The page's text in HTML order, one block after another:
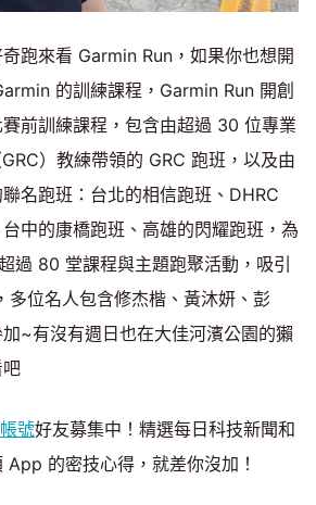
跑來看 Garmin Run，如果你也想開
的訓練課程，Garmin Run 開創
前訓練課程，包含由超過 30 位專業
）教練帶領的 GRC 跑班，以及由
名跑班：台北的相信跑班、DHRC
中的康橋跑班、高雄的閃耀跑班，為
過 80 堂課程與主題跑聚活動，吸引
位名人包含修杰楷、黃沐妍、彭
~有沒有週日也在大佳河濱公園的獺
號好友募集中！精選每日科技新聞和
的密技心得，就差你沒加！